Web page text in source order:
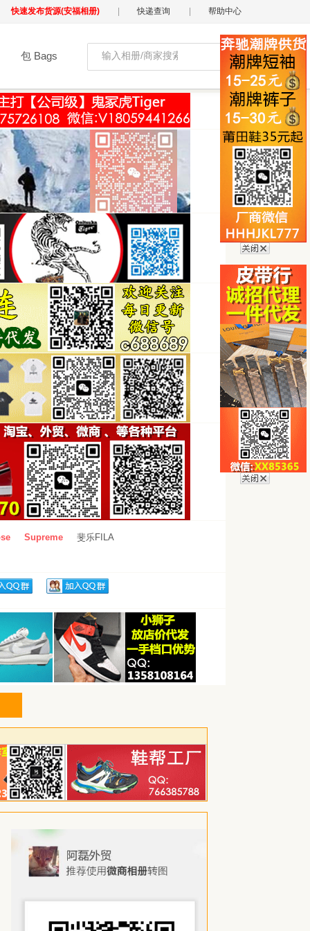
快速发布货源(安福相册) 快递查询 帮助中心
包 Bags
Supreme 斐乐FILA